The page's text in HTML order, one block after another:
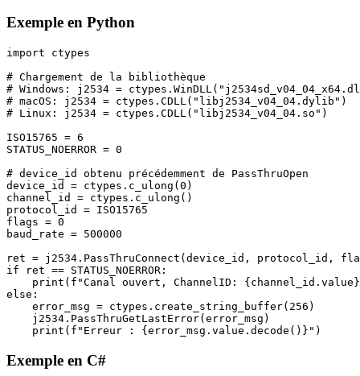
Exemple en Python
import ctypes
# Chargement de la bibliothèque
# Windows: j2534 =
# macOS: j2534 = ctypes.CDLL("libj2534_v04_04.dylib")
# Linux: j2534 = ctypes.CDLL("libj2534_v04_04.so")
ISO15765 = 6
STATUS_NOERROR = 0
# device_id obtenu précédemment de PassThruOpen
device_id = ctypes.c_ulong(0)
channel_id = ctypes.c_ulong()
protocol_id = ISO15765
flags = 0
baud_rate = 500000
ret = j2534.PassThruConnect(device_id, protocol_id,
if ret == STATUS_NOERROR:
print(f"Canal ouvert, ChannelID:
else:
    error_msg = ctypes.create_string_buffer(256)
    j2534.PassThruGetLastError(error_msg)
    print(f"Erreur : {error_msg.value.decode()}")
Exemple en C#